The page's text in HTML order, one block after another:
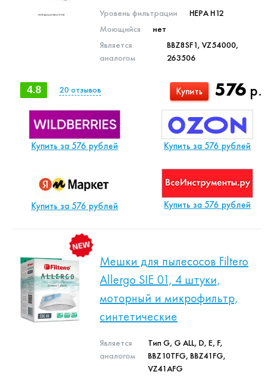
Уровень фильтрации
HEPA H12
Моющийся
нет
Является
аналогом
BBZ8SF1, VZ54000,
263506
576 р.
Купить
4.8 20 отзывов
Купить за 576 рублей Купить за 576 рублей
Купить за 576 рублей Купить за 576 рублей
Мешки для пылесосов Filtero
Allergo SIE 01, 4 штуки,
моторный и микрофильтр,
синтетические
Является
аналогом
Тип G, G ALL, D, E, F,
BBZ10TFG, BBZ41FG,
VZ41AFG